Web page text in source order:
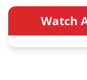
Watch